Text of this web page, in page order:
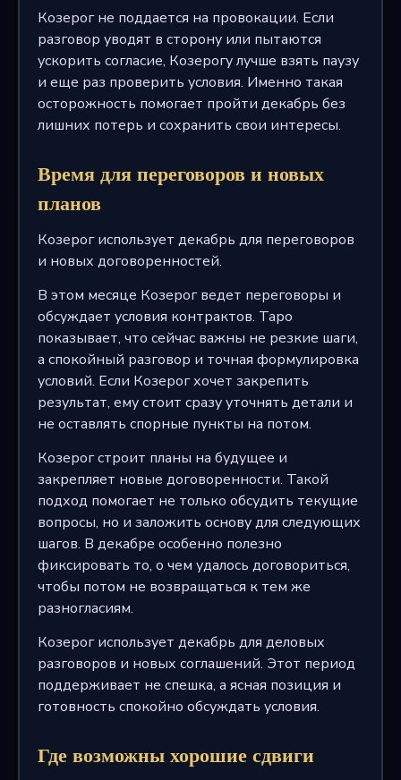
Козерог не поддается на провокации. Если
разговор уводят в сторону или пытаются
ускорить согласие, Козерогу лучше взять паузу
и еще раз проверить условия. Именно такая
осторожность помогает пройти декабрь без
лишних потерь и сохранить свои интересы.
Время для переговоров и новых
планов
Козерог использует декабрь для переговоров
и новых договоренностей.
В этом месяце Козерог ведет переговоры и
обсуждает условия контрактов. Таро
показывает, что сейчас важны не резкие шаги,
а спокойный разговор и точная формулировка
условий. Если Козерог хочет закрепить
результат, ему стоит сразу уточнять детали и
не оставлять спорные пункты на потом.
Козерог строит планы на будущее и
закрепляет новые договоренности. Такой
подход помогает не только обсудить текущие
вопросы, но и заложить основу для следующих
шагов. В декабре особенно полезно
фиксировать то, о чем удалось договориться,
чтобы потом не возвращаться к тем же
разногласиям.
Козерог использует декабрь для деловых
разговоров и новых соглашений. Этот период
поддерживает не спешка, а ясная позиция и
готовность спокойно обсуждать условия.
Где возможны хорошие сдвиги